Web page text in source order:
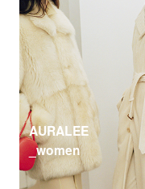
AURALEE
_women